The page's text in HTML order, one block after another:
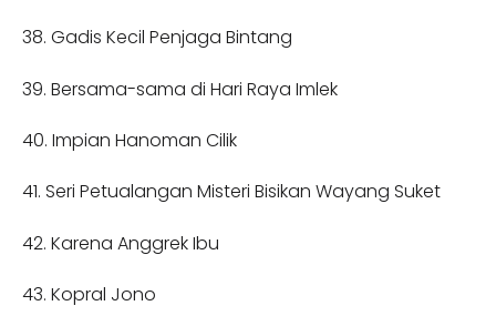
38. Gadis Kecil Penjaga Bintang
39. Bersama-sama di Hari Raya Imlek
40. Impian Hanoman Cilik
41. Seri Petualangan Misteri Bisikan Wayang Suket
42. Karena Anggrek Ibu
43. Kopral Jono